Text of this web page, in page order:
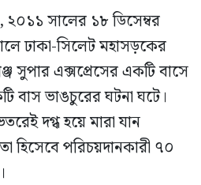
২০১১ সালের ১৮ ডিসেম্বর
ঢাকা-সিলেট মহাসড়কের
সুপার এক্সপ্রেসের একটি বাসে
বাস ভাঙচুরের ঘটনা ঘটে।
দগ্ধ হয়ে মারা যান
হিসেবে পরিচয়দানকারী ৭০